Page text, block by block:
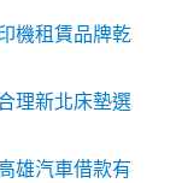
機租賃品牌乾
理新北床墊選
雄汽車借款有